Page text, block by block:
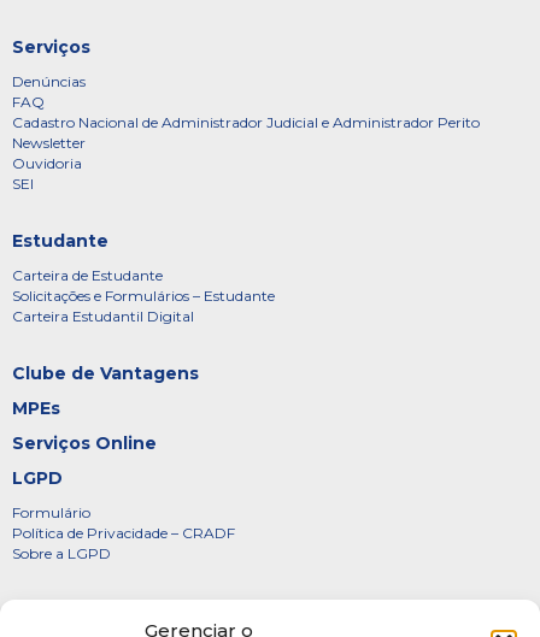
Gerenciar o
Serviços
Denúncias
FAQ
Cadastro Nacional de Administrador Judicial e Administrador Perito
Newsletter
Ouvidoria
SEI
Estudante
Carteira de Estudante
Solicitações e Formulários – Estudante
Carteira Estudantil Digital
Clube de Vantagens
MPEs
Serviços Online
LGPD
Formulário
Política de Privacidade – CRADF
Sobre a LGPD